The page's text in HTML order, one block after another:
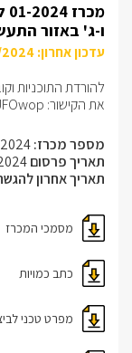
ו-ג' באזור
עדכון אחרון: 01/02/2024
את הקישור: https://bit.ly/3UFOwop
מספר מכרז:
תאריך פרסום
תאריך אחרון
מסמכי המכרז
כתב כמויות
מפרט טכני